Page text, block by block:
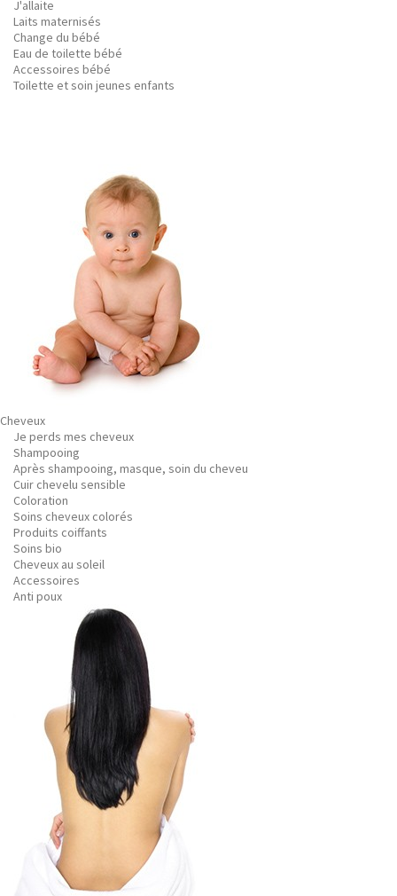
J'allaite
Laits maternisés
Change du bébé
Eau de toilette bébé
Accessoires bébé
Toilette et soin jeunes enfants
Cheveux
Je perds mes cheveux
Shampooing
Après shampooing, masque, soin du cheveu
Cuir chevelu sensible
Coloration
Soins cheveux colorés
Produits coiffants
Soins bio
Cheveux au soleil
Accessoires
Anti poux